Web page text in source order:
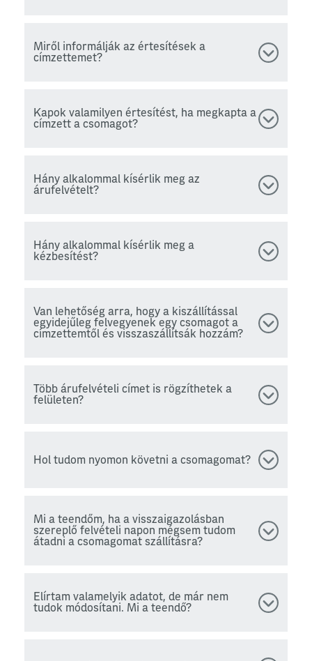
Miről informálják az értesítések a
címzettemet?
Kapok valamilyen értesítést, ha megkapta a
címzett a csomagot?
Hány alkalommal kísérlik meg az
árufelvételt?
Hány alkalommal kísérlik meg a
kézbesítést?
Van lehetőség arra, hogy a kiszállítással
egyidejűleg felvegyenek egy csomagot a
címzettemtől és visszaszállítsák hozzám?
Több árufelvételi címet is rögzíthetek a
felületen?
Hol tudom nyomon követni a csomagomat?
Mi a teendőm, ha a visszaigazolásban
szereplő felvételi napon mégsem tudom
átadni a csomagomat szállításra?
Elírtam valamelyik adatot, de már nem
tudok módosítani. Mi a teendő?